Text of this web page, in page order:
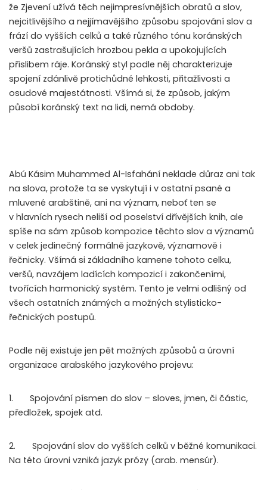
že Zjevení užívá těch nejimpresívnějších obratů a slov,
nejcitlivějšího a nejjímavějšího způsobu spojování slov a
frází do vyšších celků a také různého tónu koránských
veršů zastrašujících hrozbou pekla a upokojujících
příslibem ráje. Koránský styl podle něj charakterizuje
spojení zdánlivě protichůdné lehkosti, přitažlivosti a
osudové majestátnosti. Všímá si, že způsob, jakým
působí koránský text na lidi, nemá obdoby.
Abú Kásim Muhammed Al-Isfahání neklade důraz ani tak
na slova, protože ta se vyskytují i v ostatní psané a
mluvené arabštině, ani na význam, neboť ten se
v hlavních rysech neliší od poselství dřívějších knih, ale
spíše na sám způsob kompozice těchto slov a významů
v celek jedinečný formálně jazykově, významově i
řečnicky. Všímá si základního kamene tohoto celku,
veršů, navzájem ladících kompozicí i zakončeními,
tvořících harmonický systém. Tento je velmi odlišný od
všech ostatních známých a možných stylisticko-
řečnických postupů.
Podle něj existuje jen pět možných způsobů a úrovní
organizace arabského jazykového projevu:
1. Spojování písmen do slov – sloves, jmen, či částic,
předložek, spojek atd.
2. Spojování slov do vyšších celků v běžné komunikaci.
Na této úrovni vzniká jazyk prózy (arab. mensúr).